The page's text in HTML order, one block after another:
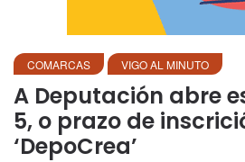
COMARCAS VIGO AL MINUTO
A Deputación abre
5, o prazo de
‘DepoCrea’